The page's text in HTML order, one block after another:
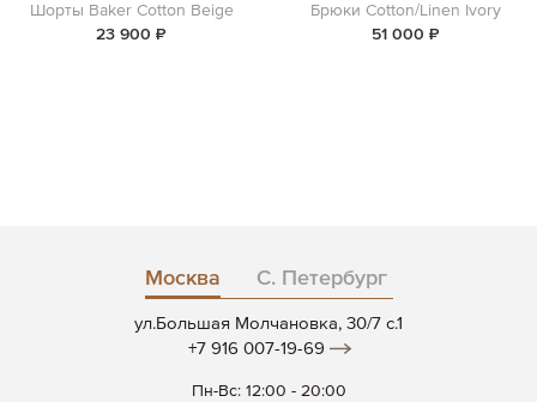
Шорты Baker Cotton Beige
23 900 ₽
Брюки Cotton/Linen Ivory
51 000 ₽
Москва С. Петербург
ул.Большая Молчановка, 30/7 c.1
+7 916 007-19-69
Пн-Вс: 12:00 - 20:00